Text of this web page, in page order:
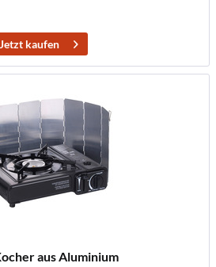
Jetzt kaufen
aus Aluminium